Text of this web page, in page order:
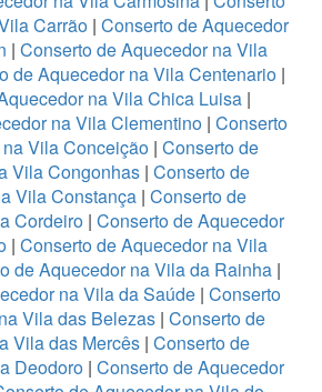
Carrão | Conserto de Aquecedor
| Conserto de Aquecedor na Vila
de Aquecedor na Vila Centenario |
na Vila Chica Luisa |
na Vila Clementino | Conserto
Vila Conceição | Conserto de
Vila Congonhas | Conserto de
Vila Constança | Conserto de
Cordeiro| Conserto de Aquecedor
| Conserto de Aquecedor na Vila
de Aquecedor na Vila da Rainha |
na Vila da Saúde| Conserto
Vila das Belezas| Conserto de
Vila das Mercês| Conserto de
Deodoro| Conserto de Aquecedor